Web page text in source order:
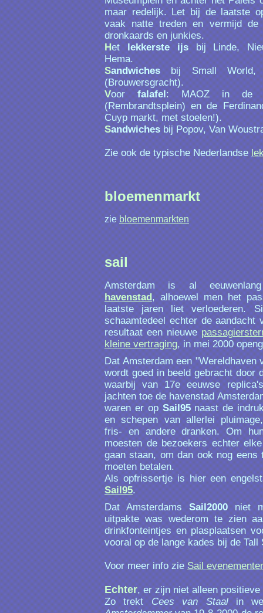
maar redelijk. Let bij de laatste
vaak natte treden en vermijd de
dronkaards en junkies.
Hetlekkerste ijsbij Linde,
Hema.
Sandwichesbij Small World,
(Brouwersgracht).
Voorfalafel: MAOZ in de
(Rembrandtsplein) en de
Cuyp markt, met stoelen!).
Sandwichesbij Popov, Van
Zie ook de typische Nederlandse
bloemenmarkt
ziebloemenmarkten
sail
Amsterdam is al
havenstad, alhoewel men het
laatste jaren liet verloederen.
schaamtedeel echter de aandacht
resultaat een nieuwe
kleine vertraging, in mei 2000
Dat Amsterdam een "Wereldhaven
wordt goed in beeld gebracht door
waarbij van 17e eeuwse
jachten toe de havenstad
waren er opSail95naast de
en schepen van allerlei
fris- en andere dranken. Om
moesten de bezoekers echter
gaan staan, om dan ook nog
moeten betalen.
Als opfrissertje is hier een
Sail95.
Dat AmsterdamsSail2000niet
uitpakte was wederom te zien
drinkfonteintjes en plasplaatsen
vooral op de lange kades bij de Tall
Voor meer info zieSail
Echter, er zijn niet alleen positieve
Zo trektCees van Staalin